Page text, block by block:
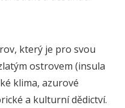
který je pro svou
ostrovem (insula
klima, azurové
a kulturní dědictví.